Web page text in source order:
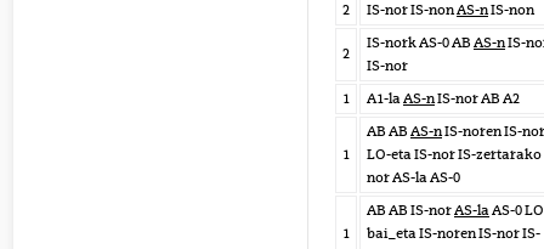
2
IS-nor IS-nonAS-nIS-non
2
IS-nork AS-0 AB AS-nIS-
IS-nor
1
A1-laAS-nIS-nor AB A2
1
AB AB AS-nIS-noren IS-nor
LO-eta IS-nor IS-zertarako
nor AS-la AS-0
1
AB AB IS-norAS-laAS-0
bai_eta IS-noren IS-nor IS-